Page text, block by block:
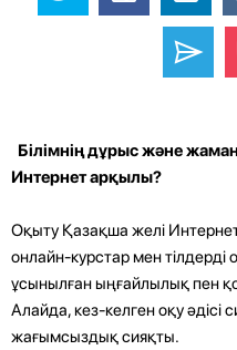
Білімнің дұрыс және
Интернет арқылы?
Оқыту Қазақша желі
онлайн-курстар мен
ұсынылған ыңғайлылық пен
Алайда, кез-келген оқу
жағымсыздық сияқты.